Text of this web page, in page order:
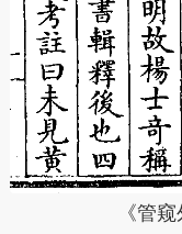
《管